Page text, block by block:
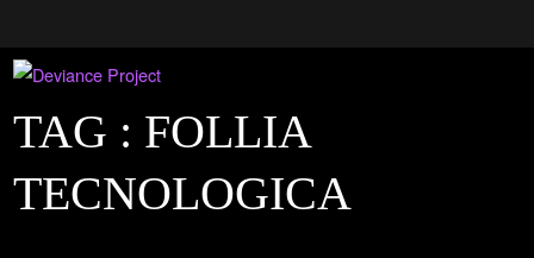
TAG : FOLLIA
TECNOLOGICA